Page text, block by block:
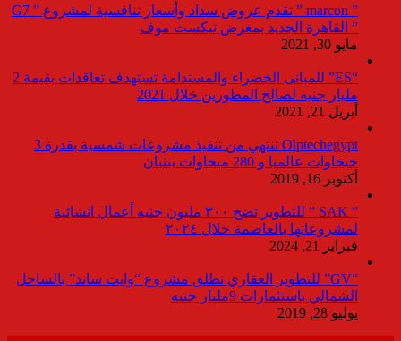
” marcon ” تقدم عروض سداد وأسعار تنافسية لمشروع ” G7
” القاهرة الجديد بمعرض نيكست موف
مايو 30, 2021
“ES” للمبانى الخضراء والمستدامة تستهدف تعاقدات بقيمة 2
مليار جنيه لصالح المطورين خلال 2021
أبريل 21, 2021
Olptechegypt تنتهي من تنفيذ مشروعات شمسية بقدرة 3
جيجاوات عالميا و 280 ميجاوات ببنبان
أكتوبر 16, 2019
” SAK ” للتطوير تضخ ٣٠٠ مليون جنيه أعمال انشائية
لمشروعاتها بالعاصمة خلال ٢٠٢٤
فبراير 21, 2024
“GV” للتطوير العقاري تطلق مشروع “وايت ساند” بالساحل
الشمالي باستثمارات 9مليار جنيه
يوليو 28, 2019